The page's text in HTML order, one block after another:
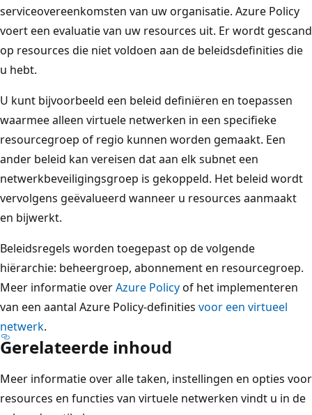
serviceovereenkomsten van uw organisatie. Azure Policy
voert een evaluatie van uw resources uit. Er wordt gescand
op resources die niet voldoen aan de beleidsdefinities die
u hebt.
U kunt bijvoorbeeld een beleid definiëren en toepassen
waarmee alleen virtuele netwerken in een specifieke
resourcegroep of regio kunnen worden gemaakt. Een
ander beleid kan vereisen dat aan elk subnet een
netwerkbeveiligingsgroep is gekoppeld. Het beleid wordt
vervolgens geëvalueerd wanneer u resources aanmaakt
en bijwerkt.
Beleidsregels worden toegepast op de volgende
hiërarchie: beheergroep, abonnement en resourcegroep.
Meer informatie overAzure Policyof het implementeren
van een aantal Azure Policy-definities voor een virtueel
netwerk.
Gerelateerde inhoud
Meer informatie over alle taken, instellingen en opties voor
resources en functies van virtuele netwerken vindt u in de